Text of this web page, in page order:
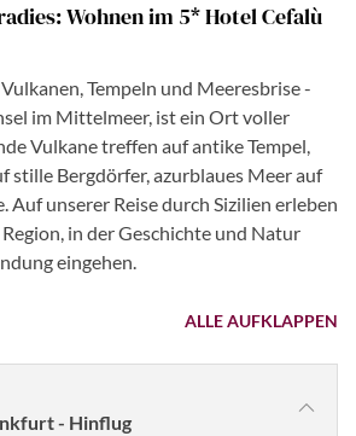
Wohnen im 5* Hotel Cefalù
Tempeln und Meeresbrise -
im Mittelmeer, ist ein Ort voller
Vulkane treffen auf antike Tempel,
stille Bergdörfer, azurblaues Meer auf
Auf unserer Reise durch Sizilien erleben
in der Geschichte und Natur
eingehen.
ALLE AUFKLAPPEN
- Hinflug